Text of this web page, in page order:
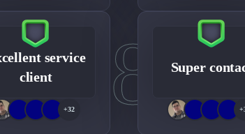
service
client
+32 8 Super